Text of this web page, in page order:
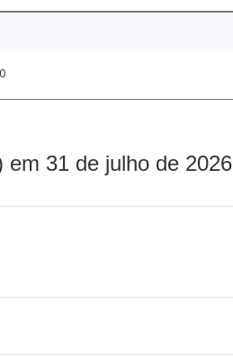
em 31 de julho de 2026